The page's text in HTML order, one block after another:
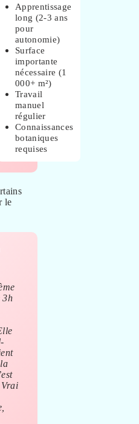
Apprentissage
long (2-3 ans
pour
autonomie)
Surface
importante
nécessaire (1
000+ m²)
Travail
manuel
régulier
Connaissances
botaniques
requises
le
3h
Vrai